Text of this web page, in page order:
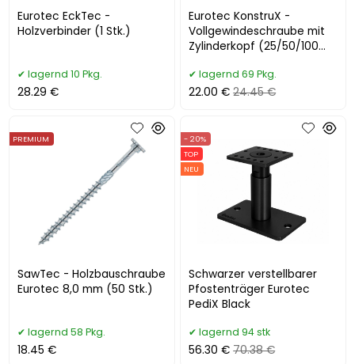
Eurotec EckTec -
Holzverbinder (1 Stk.)
lagernd 10 Pkg.
28.29 €
Eurotec KonstruX -
Vollgewindeschraube mit
Zylinderkopf (25/50/100
lagernd 69 Pkg.
22.00 € 24.45 €
SawTec - Holzbauschraube
Eurotec 8,0 mm (50 Stk.)
PREMIUM
lagernd 58 Pkg.
18.45 €
Schwarzer verstellbarer
Pfostenträger Eurotec
PediX Black
- 20%
TOP
NEU
lagernd 94 stk
56.30 € 70.38 €